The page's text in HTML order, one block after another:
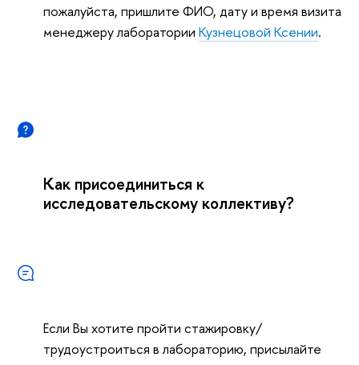
пожалуйста, пришлите ФИО, дату и время визита
менеджеру лаборатории Кузнецовой Ксении.
Как присоединиться к
исследовательскому коллективу?
Если Вы хотите пройти стажировку/
трудоустроиться в лабораторию, присылайте